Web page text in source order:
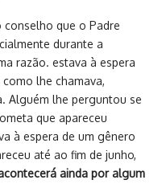
conselho que o Padre
durante a
razão. estava à espera
como lhe chamava,
Alguém lhe perguntou se
que apareceu
à espera de um gênero
até ao fim de junho,
ainda por algum